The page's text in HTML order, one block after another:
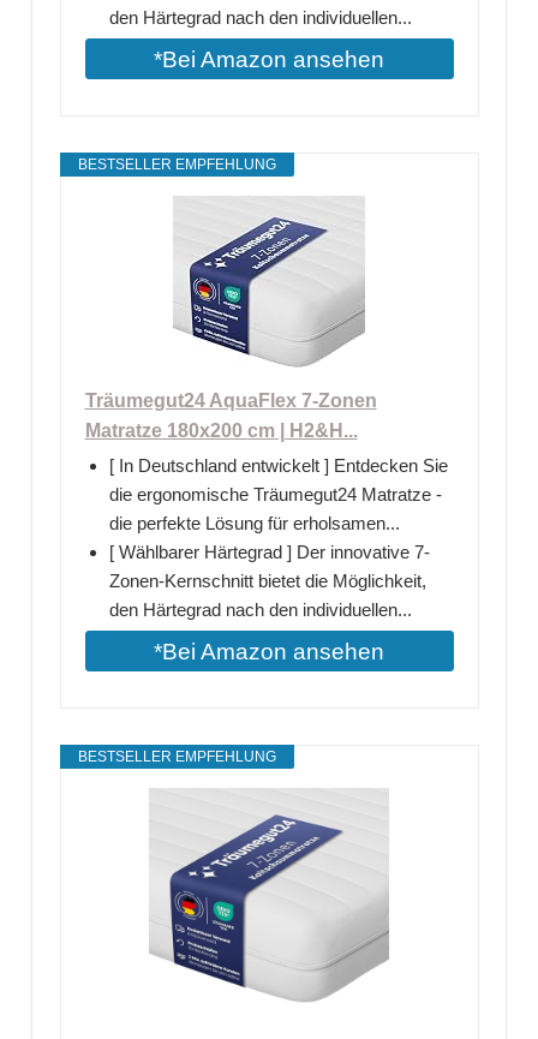
den Härtegrad nach den individuellen...
*Bei Amazon ansehen
BESTSELLER EMPFEHLUNG
Träumegut24 AquaFlex 7-Zonen
Matratze 180x200 cm | H2&H...
[ In Deutschland entwickelt ] Entdecken Sie
die ergonomische Träumegut24 Matratze -
die perfekte Lösung für erholsamen...
[ Wählbarer Härtegrad ] Der innovative 7-
Zonen-Kernschnitt bietet die Möglichkeit,
den Härtegrad nach den individuellen...
*Bei Amazon ansehen
BESTSELLER EMPFEHLUNG